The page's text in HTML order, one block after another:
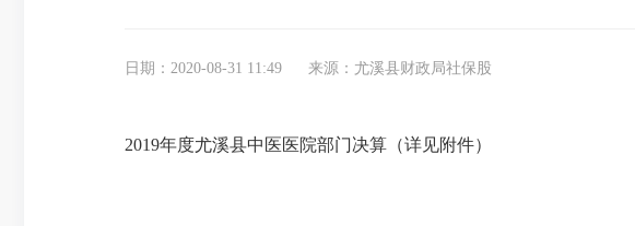
日期：2020-08-31 11:49 来源：尤溪县财政局社保股
2019年度尤溪县中医医院部门决算（详见附件）